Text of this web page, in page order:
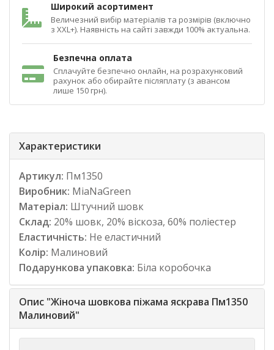
Широкий асортимент
Величезний вибір матеріалів та розмірів (включно
з XXL+). Наявність на сайті завжди 100% актуальна.
Безпечна оплата
Сплачуйте безпечно онлайн, на розрахунковий
рахунок або обирайте післяплату (з авансом
лише 150 грн).
Характеристики
Артикул: Пм1350
Виробник: MiaNaGreen
Матеріал: Штучний шовк
Склад: 20% шовк, 20% віскоза, 60% поліестер
Еластичність: Не еластичний
Колір: Малиновий
Подарункова упаковка: Біла коробочка
Опис "Жіноча шовкова піжама яскрава Пм1350
Малиновий"